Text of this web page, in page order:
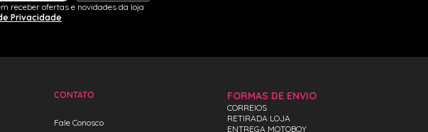
receber ofertas e novidades da loja
Privacidade
CONTATO
Fale Conosco
FORMAS DE ENVIO
CORREIOS
RETIRADA LOJA
ENTREGA MOTOBOY